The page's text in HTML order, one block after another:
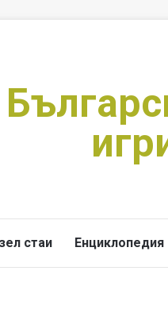
стаи Енциклопедия